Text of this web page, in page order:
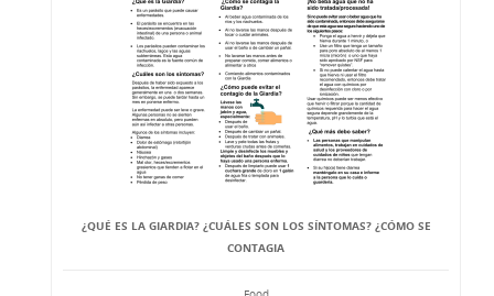
¿QUÉ ES LA GIARDIA? ¿CUÁLES SON LOS SÍNTOMAS? ¿CÓMO SE
CONTAGIA